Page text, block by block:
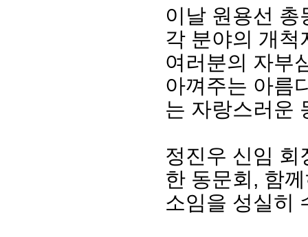
연혁·사업실적
역대 이사장
지부·
언론에
동창회
포토뉴
영상갤
이날 원용선 총
각 분야의 개척
여러분의 자부
아껴주는 아름
는 자랑스러운
정진우 신임 회
한 동문회, 함
소임을 성실히